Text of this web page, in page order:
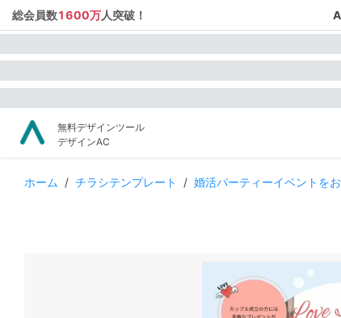
総会員数1600万人突破！
無料デザインツール
デザインAC
ホーム / チラシテンプレート / 婚活パーティーイベントを